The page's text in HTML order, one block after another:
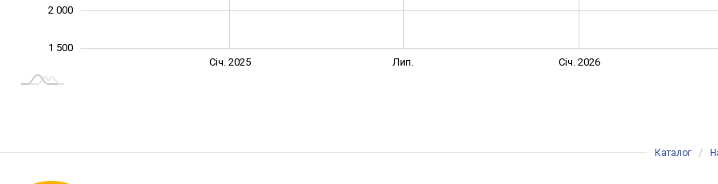
1 500
2 000
Січ. 2025 Лип. Січ. 2026
Каталог /